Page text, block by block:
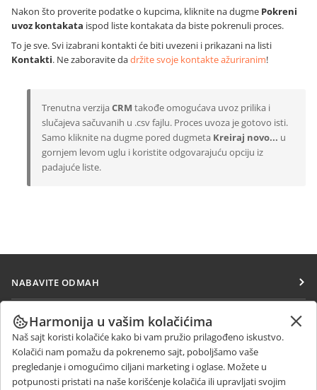
Nakon što proverite podatke o kupcima, kliknite na dugme Pokreni
uvoz kontakata ispod liste kontakata da biste pokrenuli proces.
To je sve. Svi izabrani kontakti će biti uvezeni i prikazani na listi
Kontakti. Ne zaboravite dadržite svoje kontakte ažuriranim!
Trenutna verzija CRM takođe omogućava uvoz prilika i
slučajeva sačuvanih u .csv fajlu. Proces uvoza je gotovo isti.
Samo kliknite na dugme pored dugmeta Kreiraj novo... u
gornjem levom uglu i koristite odgovarajuću opciju iz
padajuće liste.
NABAVITE ODMAH
Docs
DocSpace
Workspace
Konektori
SARAĐUJTE
Za doprinosioce
Za prevodioce
Za influensere
PRIMAJTE VESTI
Blog
DOBIJTE POMOĆ
Harmonija u vašim kolačićima
Naš sajt koristi kolačiće kako bi vam pružio prilagođeno iskustvo.
Kolačići nam pomažu da pokrenemo sajt, poboljšamo vaše
pregledanje i omogućimo ciljani marketing i oglase. Možete u
potpunosti pristati na naše korišćenje kolačića ili upravljati svojim